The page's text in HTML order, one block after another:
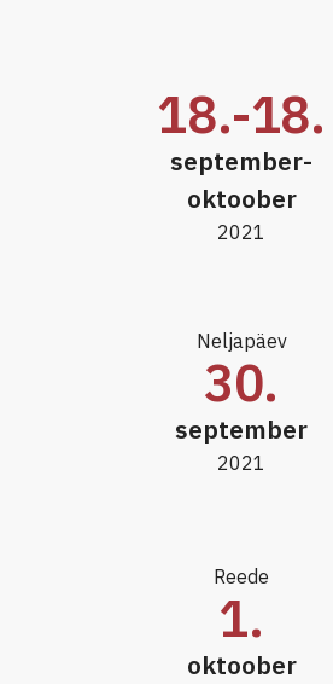
18.-18.
september-
oktoober
2021
Neljapäev
30.
september
2021
Reede
1.
oktoober